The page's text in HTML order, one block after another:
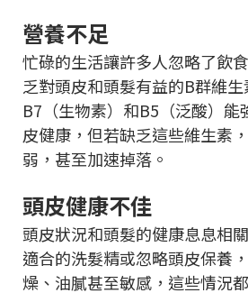
營養不足
忙碌的生活讓許多人忽略了飲
乏對頭皮和頭髮有益的B群維
B7（生物素）和B5（泛酸）能
皮健康，但若缺乏這些維生素
弱，甚至加速掉落。
頭皮健康不佳
頭皮狀況和頭髮的健康息息相
適合的洗髮精或忽略頭皮保養
燥、油膩甚至敏感，這些情況